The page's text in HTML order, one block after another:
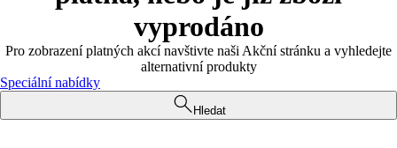
vyprodáno
Pro zobrazení platných akcí navštivte naši Akční stránku a vyhledejte
alternativní produkty
Speciální nabídky
Hledat